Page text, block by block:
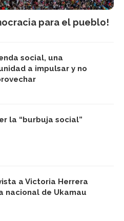
para el pueblo!
social, una
a impulsar y no
la “burbuja social”
a Victoria Herrera
nacional de Ukamau